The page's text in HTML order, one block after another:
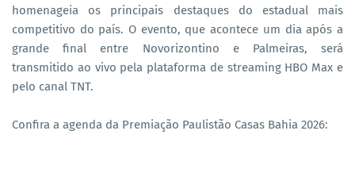
homenageia os principais destaques do estadual mais
competitivo do país. O evento, que acontece um dia após a
grande final entre Novorizontino e Palmeiras, será
transmitido ao vivo pela plataforma de streaming HBO Max e
pelo canal TNT.
Confira a agenda da Premiação Paulistão Casas Bahia 2026: